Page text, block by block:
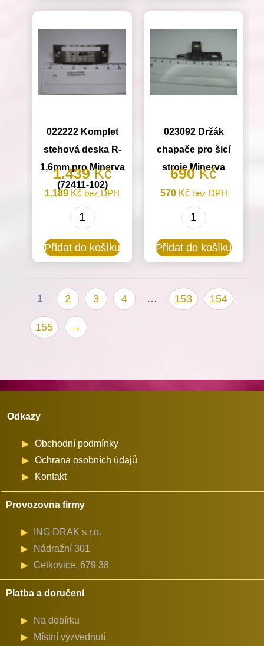
pro
Minerva
(72411-
102)
pro
Minerva
(72411-
102)
022222 Komplet
stehová deska R-
1,6mm pro Minerva
(72411-102)
1.439Kč
1.189 Kč bez DPH
022222
stehová
R-
1,6mm
pro
Minerva
množství
Přidat do košíku
023092 Držák
chapače pro šicí
stroje Minerva
690Kč
570 Kčbez DPH
023092
chapače
šicí
stroje
Přidat do košíku
1 2 3 4 … 153 154
155 →
Odkazy
Obchodní podmínky
Ochrana osobních údajů
Kontakt
Provozovna firmy
ING DRAK s.r.o.
Nádražní 301
Cetkovice, 679 38
Platba a doručení
Na dobírku
Místní vyzvednutí